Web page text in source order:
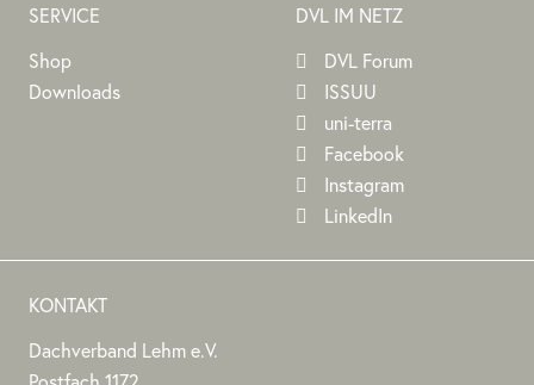
SERVICE
Shop
Downloads
DVL IM NETZ
DVL Forum
ISSUU
uni-terra
Facebook
Instagram
LinkedIn
KONTAKT
Dachverband Lehm e.V.
Stephan
Stephan
Dachverband
DACHVERBAND